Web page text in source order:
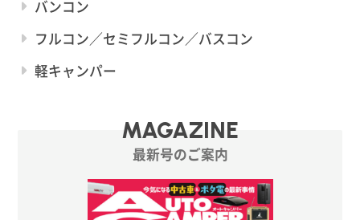
バンコン
フルコン／セミフルコン／バスコン
軽キャンパー
MAGAZINE
最新号のご案内